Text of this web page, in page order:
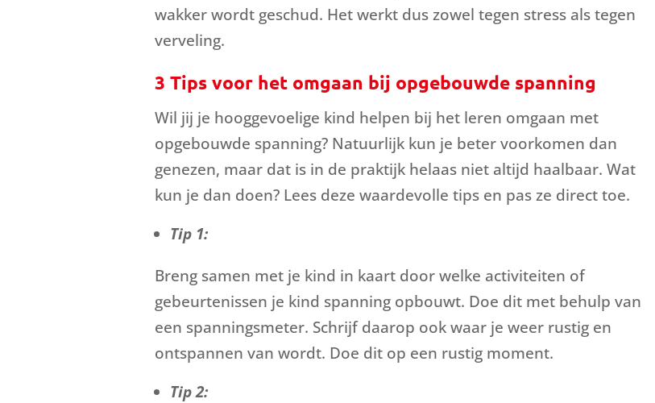
wakker wordt geschud. Het werkt dus zowel tegen stress als tegen
verveling.
3 Tips voor het omgaan bij opgebouwde spanning
Wil jij je hooggevoelige kind helpen bij het leren omgaan met
opgebouwde spanning? Natuurlijk kun je beter voorkomen dan
genezen, maar dat is in de praktijk helaas niet altijd haalbaar. Wat
kun je dan doen? Lees deze waardevolle tips en pas ze direct toe.
Tip 1:
Breng samen met je kind in kaart door welke activiteiten of
gebeurtenissen je kind spanning opbouwt. Doe dit met behulp van
een spanningsmeter. Schrijf daarop ook waar je weer rustig en
ontspannen van wordt. Doe dit op een rustig moment.
Tip 2: